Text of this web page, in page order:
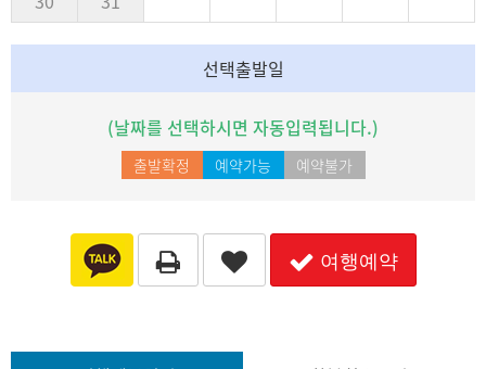
선택출발일
(날짜를 선택하시면 자동입력됩니다.)
출발확정 예약가능 예약불가
여행예약